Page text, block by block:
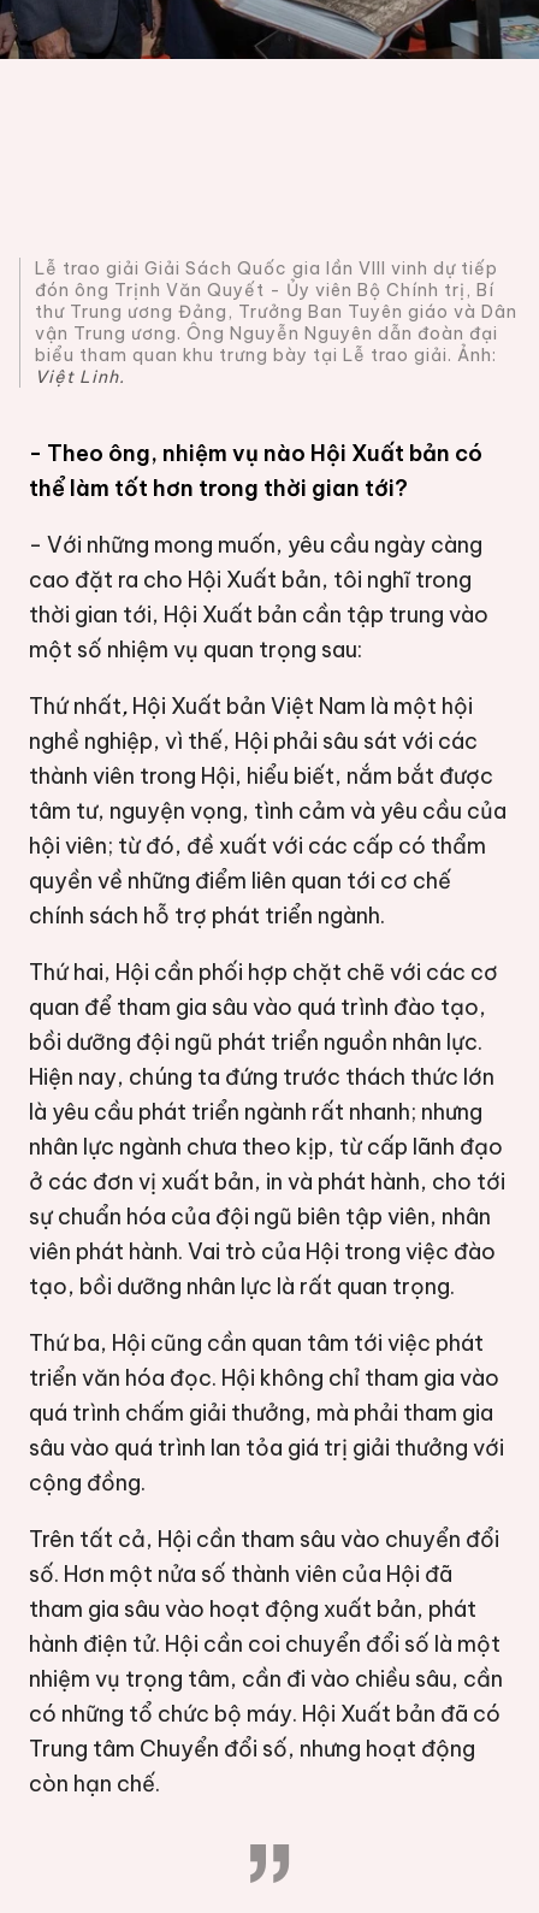
Lễ trao giải Giải Sách Quốc gia lần VIII vinh dự tiếp
đón ông Trịnh Văn Quyết - Ủy viên Bộ Chính trị, Bí
thư Trung ương Đảng, Trưởng Ban Tuyên giáo và Dân
vận Trung ương. Ông Nguyễn Nguyên dẫn đoàn đại
biểu tham quan khu trưng bày tại Lễ trao giải. Ảnh:
Việt Linh.
- Theo ông, nhiệm vụ nào Hội Xuất bản có
thể làm tốt hơn trong thời gian tới?
- Với những mong muốn, yêu cầu ngày càng
cao đặt ra cho Hội Xuất bản, tôi nghĩ trong
thời gian tới, Hội Xuất bản cần tập trung vào
một số nhiệm vụ quan trọng sau:
Thứ nhất, Hội Xuất bản Việt Nam là một hội
nghề nghiệp, vì thế, Hội phải sâu sát với các
thành viên trong Hội, hiểu biết, nắm bắt được
tâm tư, nguyện vọng, tình cảm và yêu cầu của
hội viên; từ đó, đề xuất với các cấp có thẩm
quyền về những điểm liên quan tới cơ chế
chính sách hỗ trợ phát triển ngành.
Thứ hai, Hội cần phối hợp chặt chẽ với các cơ
quan để tham gia sâu vào quá trình đào tạo,
bồi dưỡng đội ngũ phát triển nguồn nhân lực.
Hiện nay, chúng ta đứng trước thách thức lớn
là yêu cầu phát triển ngành rất nhanh; nhưng
nhân lực ngành chưa theo kịp, từ cấp lãnh đạo
ở các đơn vị xuất bản, in và phát hành, cho tới
sự chuẩn hóa của đội ngũ biên tập viên, nhân
viên phát hành. Vai trò của Hội trong việc đào
tạo, bồi dưỡng nhân lực là rất quan trọng.
Thứ ba, Hội cũng cần quan tâm tới việc phát
triển văn hóa đọc. Hội không chỉ tham gia vào
quá trình chấm giải thưởng, mà phải tham gia
sâu vào quá trình lan tỏa giá trị giải thưởng với
cộng đồng.
Trên tất cả, Hội cần tham sâu vào chuyển đổi
số. Hơn một nửa số thành viên của Hội đã
tham gia sâu vào hoạt động xuất bản, phát
hành điện tử. Hội cần coi chuyển đổi số là một
nhiệm vụ trọng tâm, cần đi vào chiều sâu, cần
có những tổ chức bộ máy. Hội Xuất bản đã có
Trung tâm Chuyển đổi số, nhưng hoạt động
còn hạn chế.